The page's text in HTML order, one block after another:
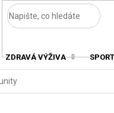
ZDRAVÁ VÝŽIVA